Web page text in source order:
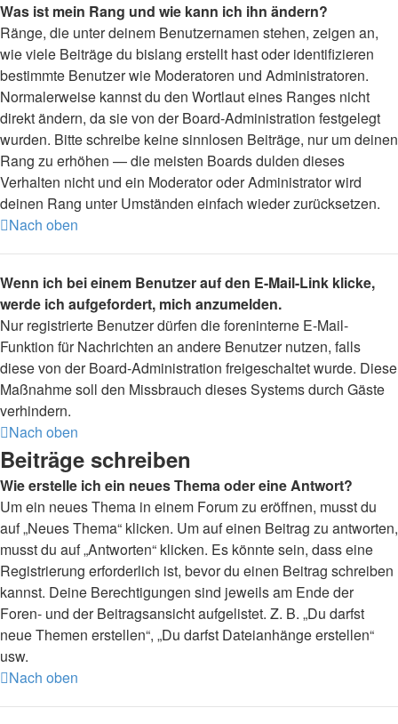
Was ist mein Rang und wie kann ich ihn ändern?
Ränge, die unter deinem Benutzernamen stehen, zeigen an,
wie viele Beiträge du bislang erstellt hast oder identifizieren
bestimmte Benutzer wie Moderatoren und Administratoren.
Normalerweise kannst du den Wortlaut eines Ranges nicht
direkt ändern, da sie von der Board-Administration festgelegt
wurden. Bitte schreibe keine sinnlosen Beiträge, nur um deinen
Rang zu erhöhen — die meisten Boards dulden dieses
Verhalten nicht und ein Moderator oder Administrator wird
deinen Rang unter Umständen einfach wieder zurücksetzen.
Nach oben
Wenn ich bei einem Benutzer auf den E-Mail-Link klicke,
werde ich aufgefordert, mich anzumelden.
Nur registrierte Benutzer dürfen die foreninterne E-Mail-
Funktion für Nachrichten an andere Benutzer nutzen, falls
diese von der Board-Administration freigeschaltet wurde. Diese
Maßnahme soll den Missbrauch dieses Systems durch Gäste
verhindern.
Nach oben
Beiträge schreiben
Wie erstelle ich ein neues Thema oder eine Antwort?
Um ein neues Thema in einem Forum zu eröffnen, musst du
auf „Neues Thema“ klicken. Um auf einen Beitrag zu antworten,
musst du auf „Antworten“ klicken. Es könnte sein, dass eine
Registrierung erforderlich ist, bevor du einen Beitrag schreiben
kannst. Deine Berechtigungen sind jeweils am Ende der
Foren- und der Beitragsansicht aufgelistet. Z. B. „Du darfst
neue Themen erstellen“, „Du darfst Dateianhänge erstellen“
usw.
Nach oben